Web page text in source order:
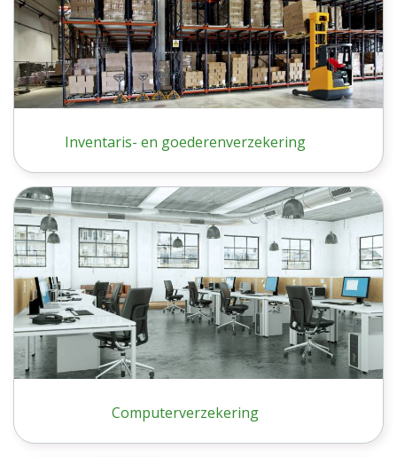
Inventaris- en goederenverzekering
Computerverzekering